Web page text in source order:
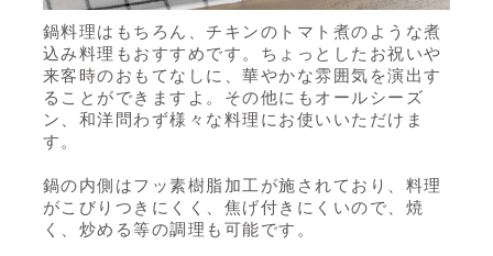
鍋料理はもちろん、チキンのトマト煮のような煮
込み料理もおすすめです。ちょっとしたお祝いや
来客時のおもてなしに、華やかな雰囲気を演出す
ることができますよ。その他にもオールシーズ
ン、和洋問わず様々な料理にお使いいただけま
す。
鍋の内側はフッ素樹脂加工が施されており、料理
がこびりつきにくく、焦げ付きにくいので、焼
く、炒める等の調理も可能です。